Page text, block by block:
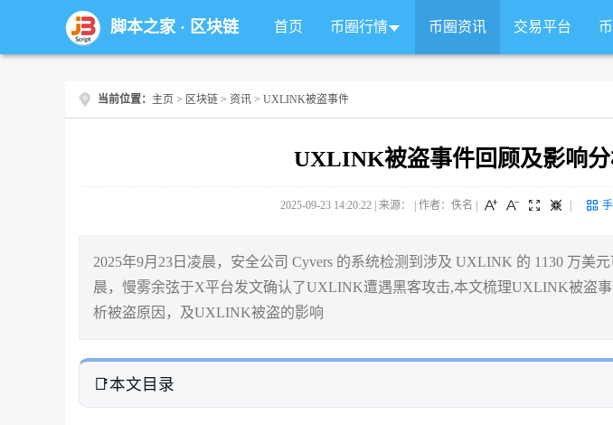
脚本之家· 区块链 首页 币圈行情 币圈资讯 交易平台
当前位置： 主页 > 区块链 > 资讯 > UXLINK被盗事件
UXLINK被盗事件回顾及影响
2025-09-23 14:20:22 | 来源： | 作者：佚名
2025年9月23日凌晨，安全公司 Cyvers 的系统检测到涉及 UXLINK 的 1130 万美
晨，慢雾余弦于X平台发文确认了UXLINK遭遇黑客攻击,本文梳理UXLINK被盗
析被盗原因，及UXLINK被盗的影响
本文目录